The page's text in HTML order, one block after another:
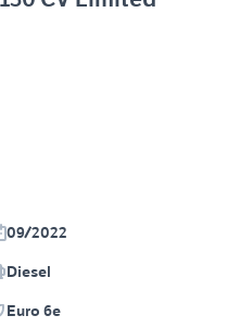
09/2022
Diesel
Euro 6e